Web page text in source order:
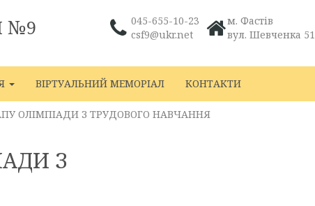
№9
045-655-10-23
csf9@ukr.net
м. Фастів
вул. Шевченка 51
ВІРТУАЛЬНИЙ МЕМОРІАЛ КОНТАКТИ
ОЛІМПІАДИ З ТРУДОВОГО НАВЧАННЯ
З